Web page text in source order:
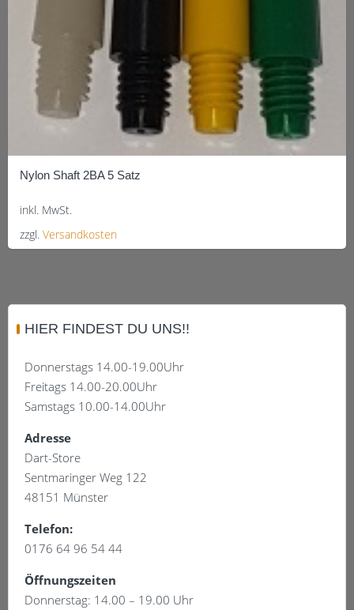
Nylon Shaft 2BA 5 Satz
inkl. MwSt.
zzgl. Versandkosten
Varianten
Optionen
können
Produktseite
gewählt
HIER FINDEST DU UNS!!
Donnerstags 14.00-19.00Uhr
Freitags 14.00-20.00Uhr
Samstags 10.00-14.00Uhr
Adresse
Dart-Store
Sentmaringer Weg 122
48151 Münster
Telefon:
0176 64 96 54 44
Öffnungszeiten
Donnerstag: 14.00 – 19.00 Uhr